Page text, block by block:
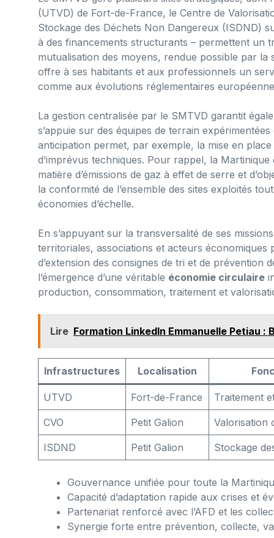
(UTVD) de Fort-de-France, le Centre de
Stockage des Déchets Non Dangereux (ISDND)
à des financements structurants – permettent un
mutualisation des moyens, rendue possible par
offre à ses habitants et aux professionnels un
comme aux évolutions réglementaires
La gestion centralisée par le SMTVD garantit
s’appuie sur des équipes de terrain
anticipation permet, par exemple, la mise en
d’imprévus techniques. Pour rappel, la
matière d’émissions de gaz à effet de serre et
la conformité de l’ensemble des sites exploités
économies d’échelle.
En s’appuyant sur la transversalité de ses
territoriales, associations et acteurs
d’extension des consignes de tri et de prévention
l’émergence d’une véritable économie circulaire
production, consommation, traitement et
Lire Formation LinkedIn Emmanuelle Petiau
Infrastructures Localisation
UTVD Fort-de-France Traitement
CVO Petit Galion Valorisation
ISDND Petit Galion Stockage
Gouvernance unifiée pour toute la
Capacité d’adaptation rapide aux crises et
Partenariat renforcé avec l’AFD et les
Synergie forte entre prévention, collecte,